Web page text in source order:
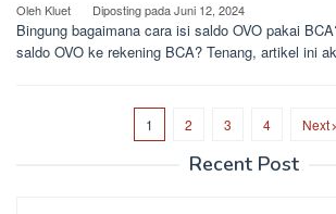
Oleh Kluet Diposting padaJuni 12, 2024
Bingung bagaimana cara isi saldo OVO pakai
saldo OVO ke rekening BCA? Tenang, artikel ini
1 2 3 4 Next
Recent Post